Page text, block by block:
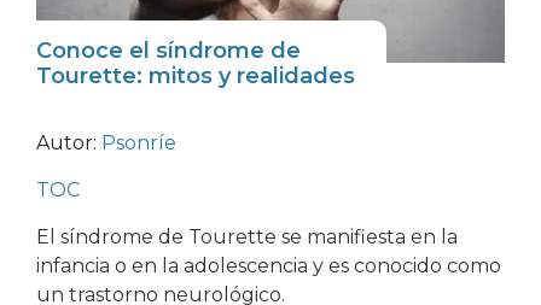
Conoce el síndrome de
Tourette: mitos y realidades
Autor: Psonríe
TOC
El síndrome de Tourette se manifiesta en la
infancia o en la adolescencia y es conocido como
un trastorno neurológico.